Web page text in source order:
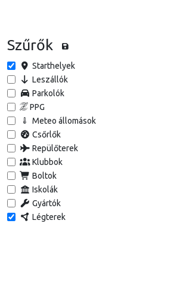
Szűrők
Starthelyek
Leszállók
Parkolók
PPG
Meteo állomások
Csőrlők
Repülőterek
Klubbok
Boltok
Iskolák
Gyártók
Légterek